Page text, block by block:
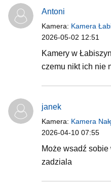
Antoni
Kamera: Kamera
2026-05-02 12:51
Kamery w
czemu nikt ich nie
janek
Kamera: Kamera
2026-04-10 07:55
Może wsadź
zadziala